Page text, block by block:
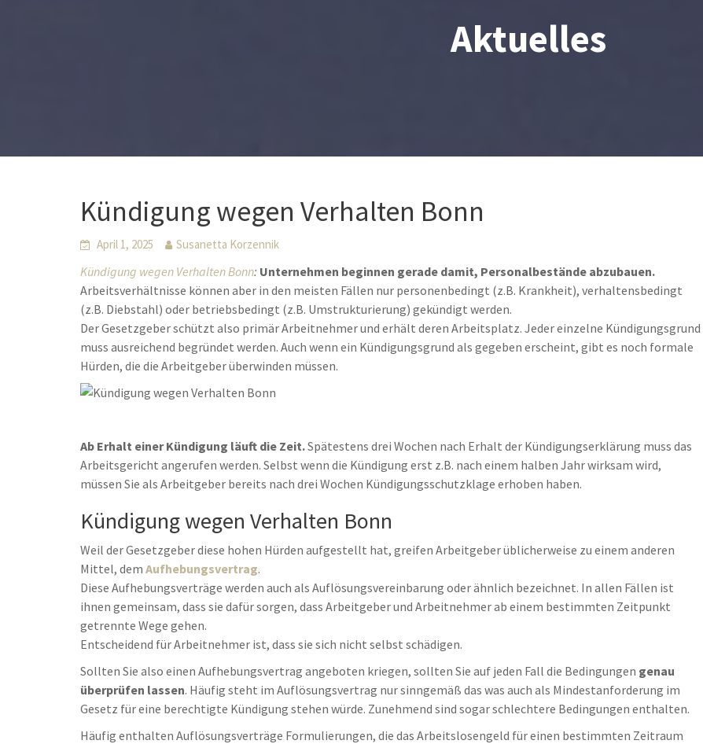
Aktuelles
Kündigung wegen Verhalten Bonn
April 1, 2025 Susanetta Korzennik
Kündigung wegen Verhalten Bonn: Unternehmen beginnen gerade damit, Personalbestände abzubauen.
Arbeitsverhältnisse können aber in den meisten Fällen nur personenbedingt (z.B. Krankheit), verhaltensbedingt
(z.B. Diebstahl) oder betriebsbedingt (z.B. Umstrukturierung) gekündigt werden.
Der Gesetzgeber schützt also primär Arbeitnehmer und erhält deren Arbeitsplatz. Jeder einzelne Kündigungsgrund
muss ausreichend begründet werden. Auch wenn ein Kündigungsgrund als gegeben erscheint, gibt es noch formale
Hürden, die die Arbeitgeber überwinden müssen.
Ab Erhalt einer Kündigung läuft die Zeit.Spätestens drei Wochen nach Erhalt der Kündigungserklärung muss das
Arbeitsgericht angerufen werden. Selbst wenn die Kündigung erst z.B. nach einem halben Jahr wirksam wird,
müssen Sie als Arbeitgeber bereits nach drei Wochen Kündigungsschutzklage erhoben haben.
Kündigung wegen Verhalten Bonn
Weil der Gesetzgeber diese hohen Hürden aufgestellt hat, greifen Arbeitgeber üblicherweise zu einem anderen
Mittel, dem Aufhebungsvertrag.
Diese Aufhebungsverträge werden auch als Auflösungsvereinbarung oder ähnlich bezeichnet. In allen Fällen ist
ihnen gemeinsam, dass sie dafür sorgen, dass Arbeitgeber und Arbeitnehmer ab einem bestimmten Zeitpunkt
getrennte Wege gehen.
Entscheidend für Arbeitnehmer ist, dass sie sich nicht selbst schädigen.
Sollten Sie also einen Aufhebungsvertrag angeboten kriegen, sollten Sie auf jeden Fall die Bedingungen genau
überprüfen lassen. Häufig steht im Auflösungsvertrag nur sinngemäß das was auch als Mindestanforderung im
Gesetz für eine berechtigte Kündigung stehen würde. Zunehmend sind sogar schlechtere Bedingungen enthalten.
Häufig enthalten Auflösungsverträge Formulierungen, die das Arbeitslosengeld für einen bestimmten Zeitraum